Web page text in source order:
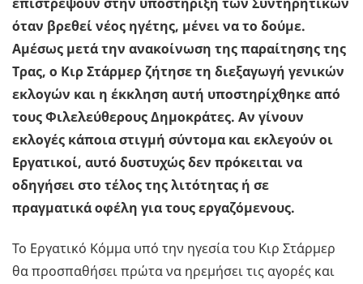
όταν βρεθεί νέος ηγέτης, μένει να το δούμε.
Αμέσως μετά την ανακοίνωση της παραίτησης της
Τρας, ο Κιρ Στάρμερ ζήτησε τη διεξαγωγή γενικών
εκλογών και η έκκληση αυτή υποστηρίχθηκε από
τους Φιλελεύθερους Δημοκράτες. Αν γίνουν
εκλογές κάποια στιγμή σύντομα και εκλεγούν οι
Εργατικοί, αυτό δυστυχώς δεν πρόκειται να
οδηγήσει στο τέλος της λιτότητας ή σε
πραγματικά οφέλη για τους εργαζόμενους.
Το Εργατικό Κόμμα υπό την ηγεσία του Κιρ Στάρμερ
θα προσπαθήσει πρώτα να ηρεμήσει τις αγορές και